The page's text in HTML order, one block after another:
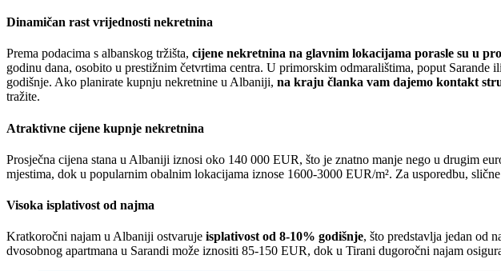
Dinamičan rast vrijednosti nekretnina
Prema podacima s albanskog tržišta, cijene nekretnina na glavnim lokacijama porasle su u
godinu dana, osobito u prestižnim četvrtima centra. U primorskim odmaralištima, poput
godišnje. Ako planirate kupnju nekretnine u Albaniji, na kraju članka vam dajemo kontakt
tražite.
Atraktivne cijene kupnje nekretnina
Prosječna cijena stana u Albaniji iznosi oko 140 000 EUR, što je znatno manje nego u drugim
mjestima, dok u popularnim obalnim lokacijama iznose 1600-3000 EUR/m². Za usporedbu,
Visoka isplativost od najma
Kratkoročni najam u Albaniji ostvaruje isplativost od 8-10% godišnje, što predstavlja jedan od
dvosobnog apartmana u Sarandi može iznositi 85-150 EUR, dok u Tirani dugoročni najam